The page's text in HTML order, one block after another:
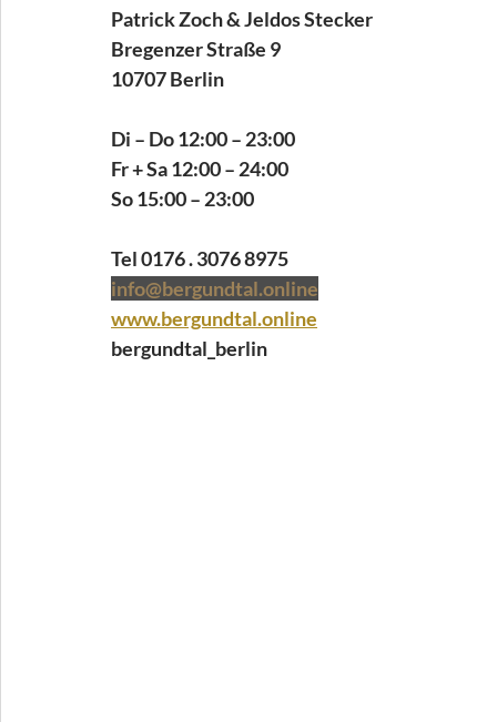
Patrick Zoch & Jeldos Stecker
Bregenzer Straße 9
10707 Berlin
Di – Do 12:00 – 23:00
Fr + Sa 12:00 – 24:00
So 15:00 – 23:00
Tel 0176 . 3076 8975
info@bergundtal.online
www.bergundtal.online
bergundtal_berlin